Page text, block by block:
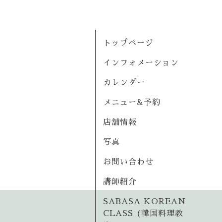
トップページ
インフォメーション
カレンダー
メニュー&予約
店舗情報
写真
お問い合わせ
講師紹介
SABASA KOREAN
CLASS (韓国料理教